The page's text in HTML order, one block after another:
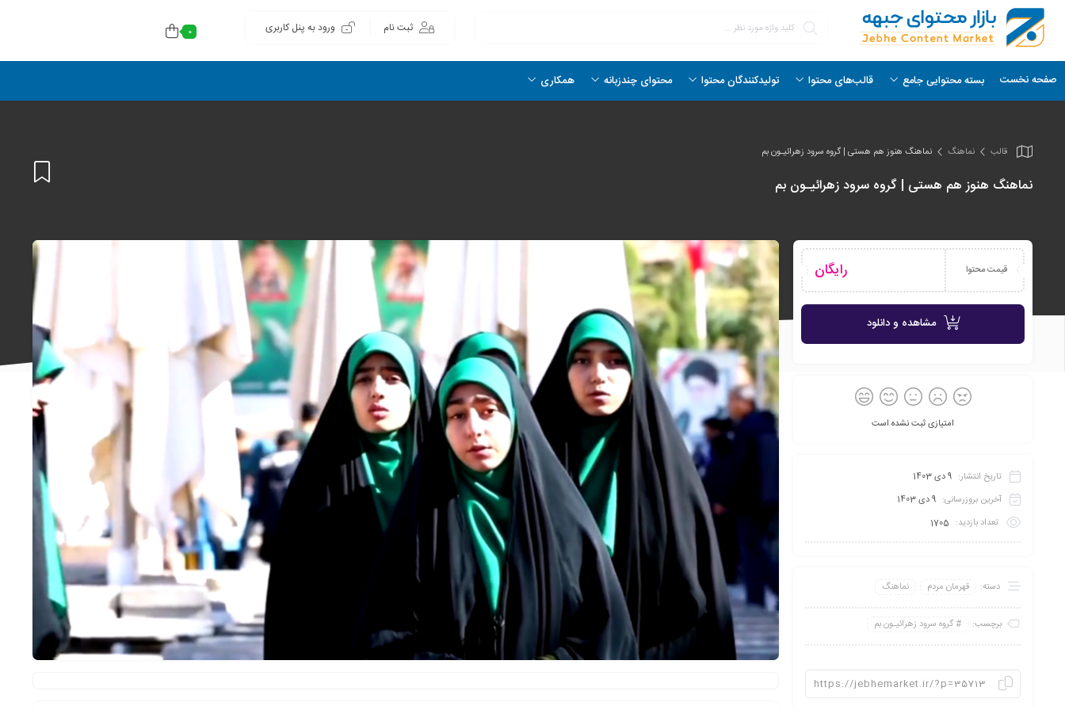
ثبت نام ورود به پنل کاربری 0
صفحه نخست بسته محتوایی جامع قالب‌های محتوا تولیدکنندگان محتوا محتوای چندزبانه همکاری
قالب نماهنگ نماهنگ هنوز هم هستی | گروه سرود زهرائیـون بم
نماهنگ هنوز هم هستی | گروه سرود زهرائیـون بم
علاقه
قیمت محتوا رایگان
مشاهده و دانلود
امتیازی ثبت نشده است
تاریخ انتشار: 9 دی 1403
آخرین بروزرسانی: 9 دی 1403
تعداد بازدید: 1705
دسته: قهرمان مردم نماهنگ
برچسب: گروه سرود زهرائیـون بم